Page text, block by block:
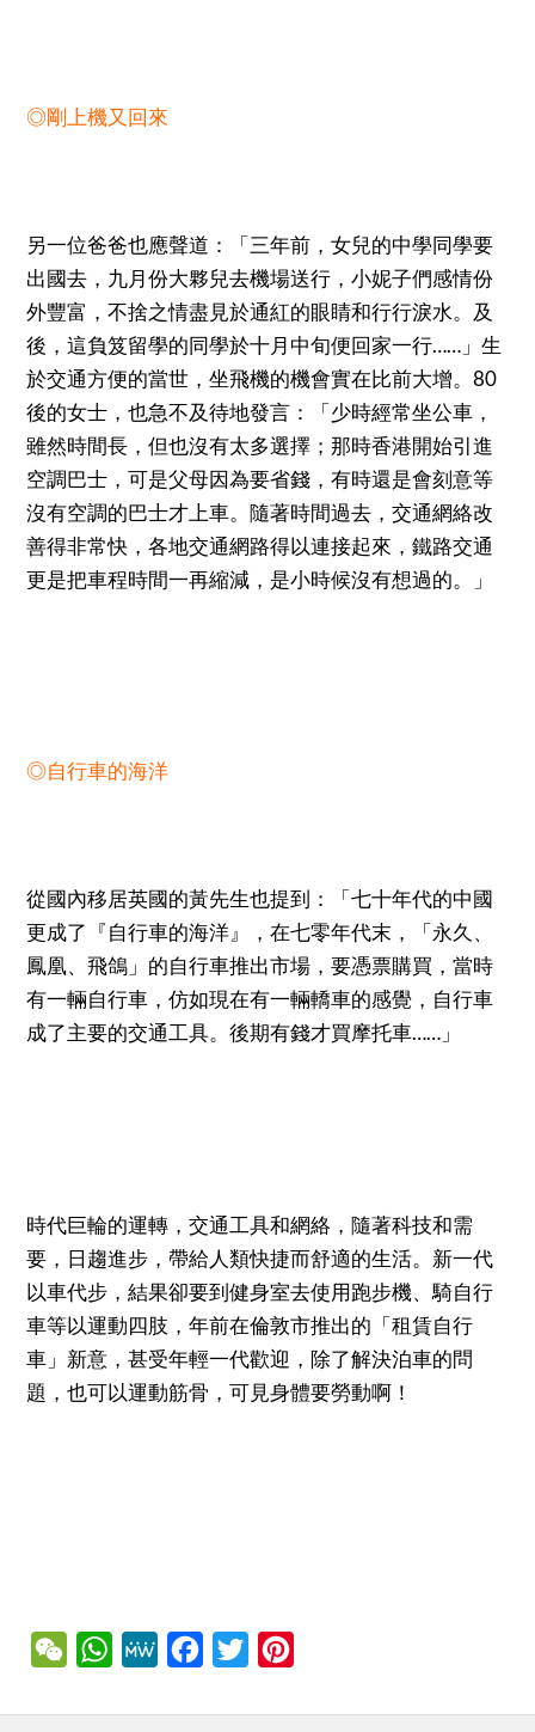
◎剛上機又回來
另一位爸爸也應聲道：「三年前，女兒的中學同學要
出國去，九月份大夥兒去機場送行，小妮子們感情份
外豐富，不捨之情盡見於通紅的眼睛和行行淚水。及
後，這負笈留學的同學於十月中旬便回家一行……」生
於交通方便的當世，坐飛機的機會實在比前大增。80
後的女士，也急不及待地發言：「少時經常坐公車，
雖然時間長，但也沒有太多選擇；那時香港開始引進
空調巴士，可是父母因為要省錢，有時還是會刻意等
沒有空調的巴士才上車。隨著時間過去，交通網絡改
善得非常快，各地交通網路得以連接起來，鐵路交通
更是把車程時間一再縮減，是小時候沒有想過的。」
◎自行車的海洋
從國內移居英國的黃先生也提到：「七十年代的中國
更成了『自行車的海洋』，在七零年代末，「永久、
鳳凰、飛鴿」的自行車推出市場，要憑票購買，當時
有一輛自行車，仿如現在有一輛轎車的感覺，自行車
成了主要的交通工具。後期有錢才買摩托車……」
時代巨輪的運轉，交通工具和網絡，隨著科技和需
要，日趨進步，帶給人類快捷而舒適的生活。新一代
以車代步，結果卻要到健身室去使用跑步機、騎自行
車等以運動四肢，年前在倫敦市推出的「租賃自行
車」新意，甚受年輕一代歡迎，除了解決泊車的問
題，也可以運動筋骨，可見身體要勞動啊！
WeChatWhatsApp
MeWe Facebook
Twitter